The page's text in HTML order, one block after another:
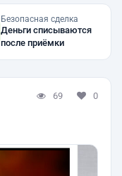
Безопасная сделка
Деньги списываются
после приёмки
69 0